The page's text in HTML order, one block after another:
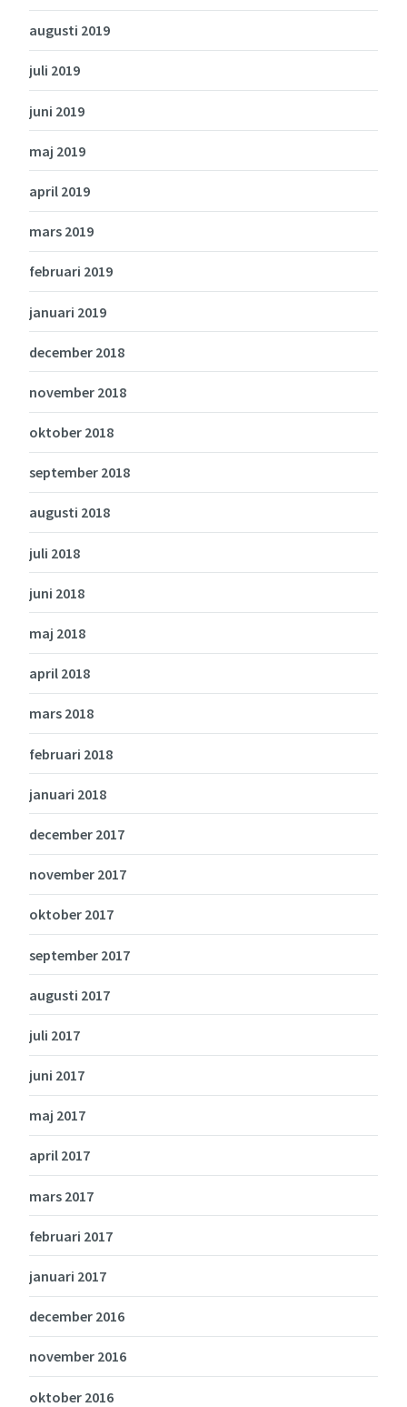
augusti 2019
juli 2019
juni 2019
maj 2019
april 2019
mars 2019
februari 2019
januari 2019
december 2018
november 2018
oktober 2018
september 2018
augusti 2018
juli 2018
juni 2018
maj 2018
april 2018
mars 2018
februari 2018
januari 2018
december 2017
november 2017
oktober 2017
september 2017
augusti 2017
juli 2017
juni 2017
maj 2017
april 2017
mars 2017
februari 2017
januari 2017
december 2016
november 2016
oktober 2016